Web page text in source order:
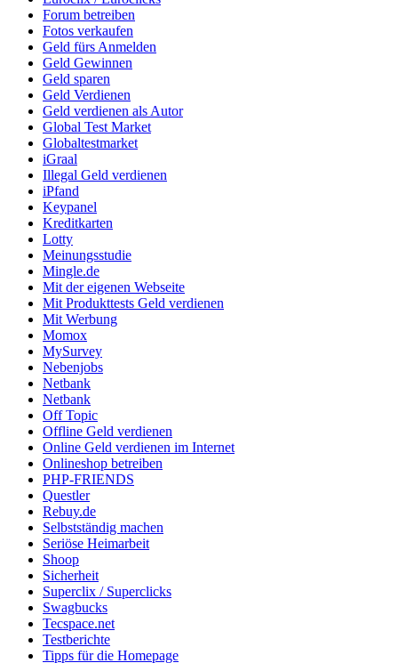
Forum betreiben
Fotos verkaufen
Geld fürs Anmelden
Geld Gewinnen
Geld sparen
Geld Verdienen
Geld verdienen als Autor
Global Test Market
Globaltestmarket
iGraal
Illegal Geld verdienen
iPfand
Keypanel
Kreditkarten
Lotty
Meinungsstudie
Mingle.de
Mit der eigenen Webseite
Mit Produkttests Geld verdienen
Mit Werbung
Momox
MySurvey
Nebenjobs
Netbank
Netbank
Off Topic
Offline Geld verdienen
Online Geld verdienen im Internet
Onlineshop betreiben
PHP-FRIENDS
Questler
Rebuy.de
Selbstständig machen
Seriöse Heimarbeit
Shoop
Sicherheit
Superclix / Superclicks
Swagbucks
Tecspace.net
Testberichte
Tipps für die Homepage